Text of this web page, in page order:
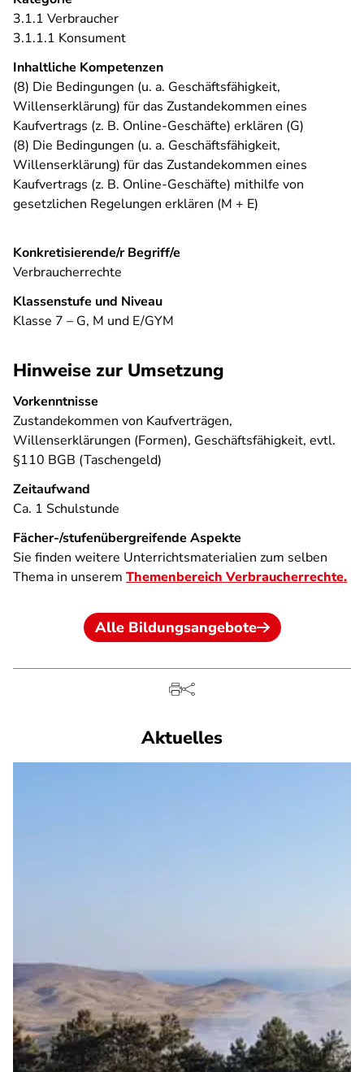
3.1.1 Verbraucher
3.1.1.1 Konsument
Inhaltliche Kompetenzen
(8) Die Bedingungen (u. a. Geschäftsfähigkeit,
Willenserklärung) für das Zustandekommen eines
Kaufvertrags (z. B. Online-Geschäfte) erklären (G)
(8) Die Bedingungen (u. a. Geschäftsfähigkeit,
Willenserklärung) für das Zustandekommen eines
Kaufvertrags (z. B. Online-Geschäfte) mithilfe von
gesetzlichen Regelungen erklären (M + E)
Konkretisierende/r Begriff/e
Verbraucherrechte
Klassenstufe und Niveau
Klasse 7 – G, M und E/GYM
Hinweise zur Umsetzung
Vorkenntnisse
Zustandekommen von Kaufverträgen,
Willenserklärungen (Formen), Geschäftsfähigkeit, evtl.
§110 BGB (Taschengeld)
Zeitaufwand
Ca. 1 Schulstunde
Fächer-/stufenübergreifende Aspekte
Sie finden weitere Unterrichtsmaterialien zum selben
Thema in unserem Themenbereich Verbraucherrechte.
Alle Bildungsangebote
Aktuelles